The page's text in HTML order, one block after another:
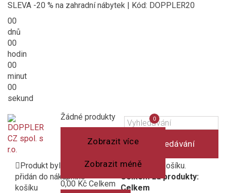
SLEVA -20 % na zahradní nábytek | Kód: DOPPLER20
00
dnů
00
hodin
00
minut
00
sekund
Vyhledávání
Košík
(prázdný)
Žádné produkty
Zobrazit více
Zobrazit méně
0,00 Kč Celkem
Produkt byl úspěšně
přidán do nákupního
košíku
1 produkt v košíku.
Celkem za produkty:
Celkem
Porovnání
produktů
0